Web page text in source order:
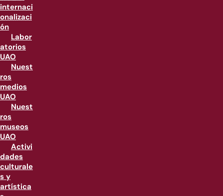
internaci
onalizaci
ón
Labor
atorios
UAO
Nuest
ros
medios
UAO
Nuest
ros
museos
UAO
Activi
dades
culturale
s y
artística